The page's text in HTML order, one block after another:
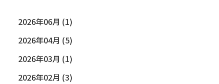
2026年06月 (1)
2026年04月 (5)
2026年03月 (1)
2026年02月 (3)